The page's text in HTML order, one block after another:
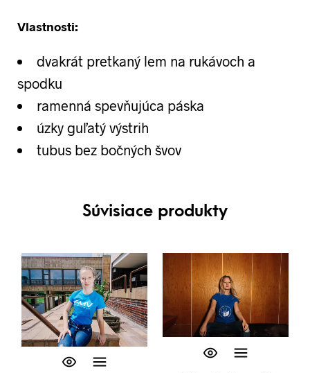
Vlastnosti:
dvakrát pretkaný lem na rukávoch a
spodku
ramenná spevňujúca páska
úzky guľatý výstrih
tubus bez bočných švov
Súvisiace produkty